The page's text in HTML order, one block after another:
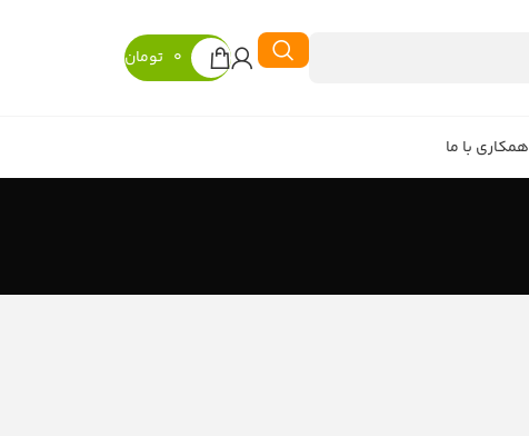
0 تومان
همکاری با ما